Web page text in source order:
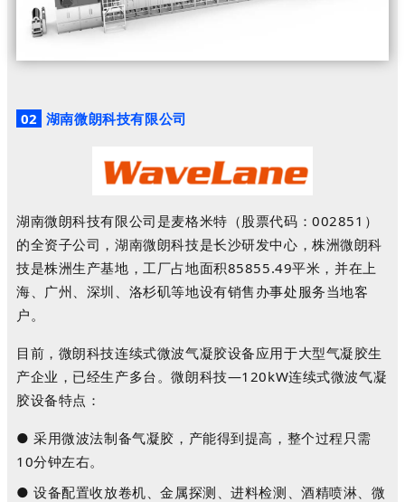
02 湖南微朗科技有限公司
湖南微朗科技有限公司是麦格米特（股票代码：002851）
的全资子公司，湖南微朗科技是长沙研发中心，株洲微朗科
技是株洲生产基地，工厂占地面积85855.49平米，并在上
海、广州、深圳、洛杉矶等地设有销售办事处服务当地客
户。
目前，微朗科技连续式微波气凝胶设备应用于大型气凝胶生
产企业，已经生产多台。微朗科技—120kW连续式微波气凝
胶设备特点：
● 采用微波法制备气凝胶，产能得到提高，整个过程只需
10分钟左右。
● 设备配置收放卷机、金属探测、进料检测、酒精喷淋、微